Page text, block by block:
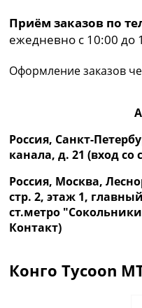
Приём заказов по
ежедневно с 10:00 до
Оформление заказов
Россия, Санкт-
канала, д. 21 (вход
Россия, Москва,
стр. 2, этаж 1,
ст.метро
Контакт)
Конго Tycoon